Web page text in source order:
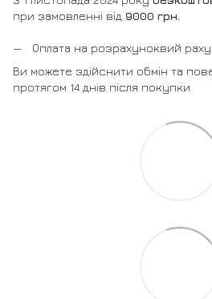
при замовленні від 9000 грн.
Оплата на розрахуноквий
Ви можете здійснити обмін та
протягом 14 днів після покупки